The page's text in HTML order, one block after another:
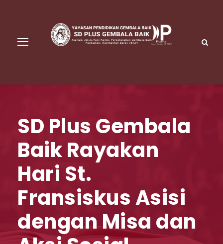
SD Plus Gembala
Baik Rayakan
Hari St.
Fransiskus Asisi
dengan Misa dan